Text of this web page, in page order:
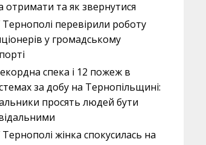
отримати та як звернутися
Тернополі перевірили роботу
у громадському
спека і 12 пожеж в
за добу на Тернопільщині:
просять людей бути
жінка спокусилась на